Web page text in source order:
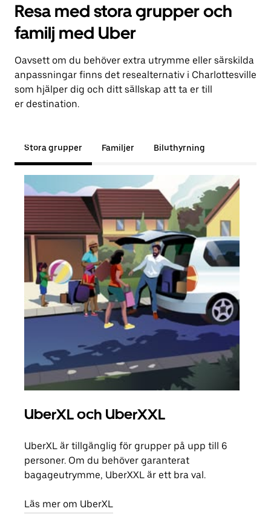
Resa med stora grupper och
familj med Uber
Oavsett om du behöver extra utrymme eller särskilda
anpassningar finns det resealternativ i Charlottesville
som hjälper dig och ditt sällskap att ta er till
er destination.
Stora grupper Familjer Biluthyrning
UberXL och UberXXL
UberXL är tillgänglig för grupper på upp till 6
personer. Om du behöver garanterat
bagageutrymme, UberXXL är ett bra val.
Läs mer om UberXL